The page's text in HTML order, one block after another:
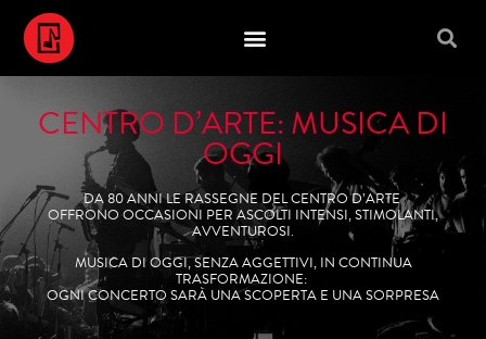
CENTRO D’ARTE: MUSICA DI
OGGI
DA 80 ANNI LE RASSEGNE DEL CENTRO D’ARTE
OFFRONO OCCASIONI PER ASCOLTI INTENSI, STIMOLANTI,
AVVENTUROSI.
MUSICA DI OGGI, SENZA AGGETTIVI, IN CONTINUA
TRASFORMAZIONE:
OGNI CONCERTO SARÀ UNA SCOPERTA E UNA SORPRESA